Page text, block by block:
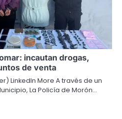
incautan drogas,
de venta
LinkedIn More A través de un
La Policía de Morón…